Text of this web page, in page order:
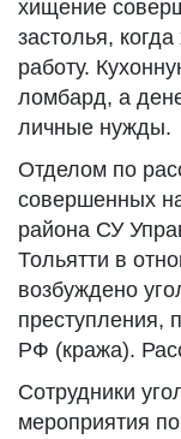
хищение
застолья,
работу.
ломбард, а
личные нужды.
Отделом по
совершенных
района СУ
Тольятти в
возбуждено
преступления,
РФ (кража).
Сотрудники
мероприятия